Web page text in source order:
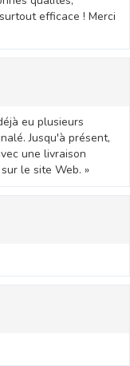
efficace ! Merci
eu plusieurs
Jusqu'à présent,
une livraison
le site Web. »